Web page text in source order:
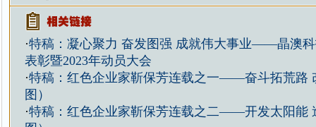
·特稿：凝心聚力 奋发图强 成就伟大事业——晶澳科
表彰暨2023年动员大会
·特稿：红色企业家靳保芳连载之一——奋斗拓荒路
图）
·特稿：红色企业家靳保芳连载之二——开发太阳能